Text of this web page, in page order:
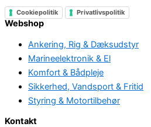
Cookiepolitik Privatlivspolitik
Webshop
Ankering, Rig & Dæksudstyr
Marineelektronik & El
Komfort & Bådpleje
Sikkerhed, Vandsport & Fritid
Styring & Motortilbehør
Kontakt